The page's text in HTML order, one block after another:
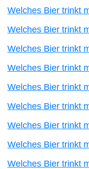
Welches Bier trinkt
Welches Bier trinkt
Welches Bier trinkt
Welches Bier trinkt
Welches Bier trinkt
Welches Bier trinkt
Welches Bier trinkt
Welches Bier trinkt
Welches Bier trinkt